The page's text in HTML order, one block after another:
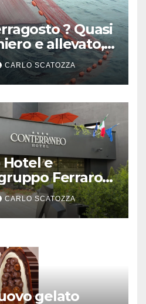
? Quasi
e allevato,
CARLO SCATOZZA
e
Ferraro
e il gusto
CARLO SCATOZZA
gelato